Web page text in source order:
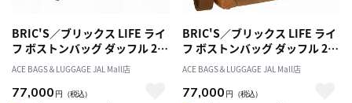
BRIC'S／ブリックス LIFE ライ
フ ボストンバッグ ダッフル 29L
89030／BLF20203
ACE BAGS＆LUGGAGE JAL Mall店
77,000 円 （税込）
BRIC'S／ブリックス LIFE ライ
フ ボストンバッグ ダッフル 29L
89030／BLF20203
ACE BAGS＆LUGGAGE JAL Mall店
77,000 円 （税込）